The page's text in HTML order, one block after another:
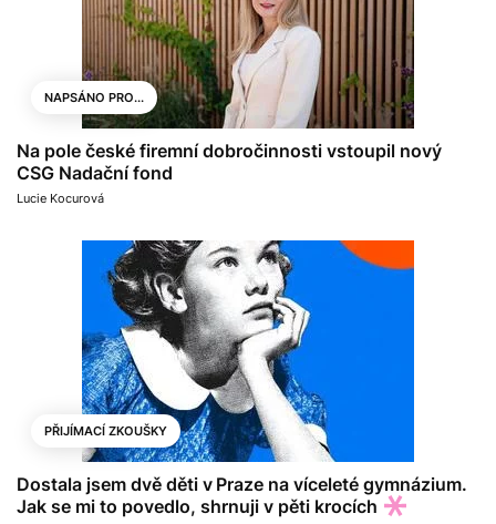
NAPSÁNO PRO...
Na pole české firemní dobročinnosti vstoupil nový
CSG Nadační fond
Lucie Kocurová
PŘIJÍMACÍ ZKOUŠKY
Dostala jsem dvě děti v Praze na víceleté gymnázium.
Jak se mi to povedlo, shrnuji v pěti krocích